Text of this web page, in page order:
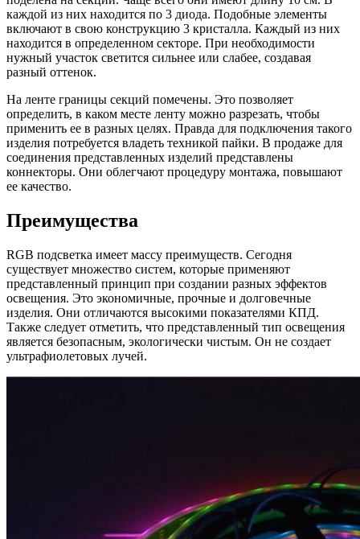
каждой из них находится по 3 диода. Подобные элементы
включают в свою конструкцию 3 кристалла. Каждый из них
находится в определенном секторе. При необходимости
нужный участок светится сильнее или слабее, создавая
разный оттенок.
На ленте границы секций помечены. Это позволяет
определить, в каком месте ленту можно разрезать, чтобы
применить ее в разных целях. Правда для подключения такого
изделия потребуется владеть техникой пайки. В продаже для
соединения представленных изделий представлены
коннекторы. Они облегчают процедуру монтажа, повышают
ее качество.
Преимущества
RGB подсветка имеет массу преимуществ. Сегодня
существует множество систем, которые применяют
представленный принцип при создании разных эффектов
освещения. Это экономичные, прочные и долговечные
изделия. Они отличаются высокими показателями КПД.
Также следует отметить, что представленный тип освещения
является безопасным, экологически чистым. Он не создает
ультрафиолетовых лучей.